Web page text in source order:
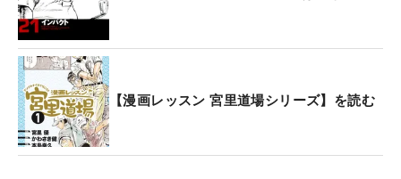
【漫画レッスン 宮里道場シリーズ】を読む